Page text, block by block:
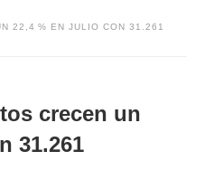
22,4 % EN JULIO CON 31.261
crecen un
31.261